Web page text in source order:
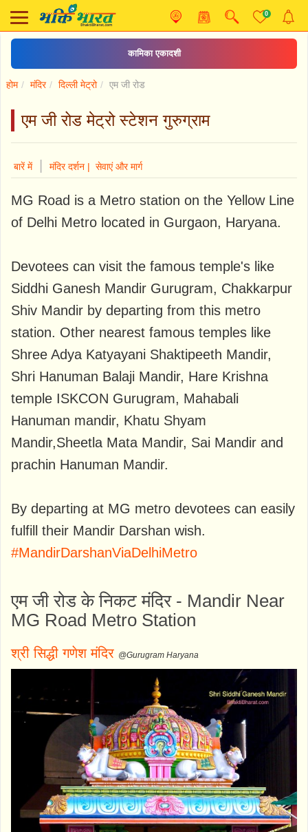
0
कामिका एकादशी
होम मंदिर दिल्ली मेट्रो एम जी रोड
एम जी रोड मेट्रो स्टेशन गुरुग्राम
बारें में मंदिर दर्शन | सेवाएं और मार्ग
MG Road is a Metro station on the Yellow Line
of Delhi Metro located in Gurgaon, Haryana.
Devotees can visit the famous temple's like
Siddhi Ganesh Mandir Gurugram, Chakkarpur
Shiv Mandir by departing from this metro
station. Other nearest famous temples like
Shree Adya Katyayani Shaktipeeth Mandir,
Shri Hanuman Balaji Mandir, Hare Krishna
temple ISKCON Gurugram, Mahabali
Hanuman mandir, Khatu Shyam
Mandir,Sheetla Mata Mandir, Sai Mandir and
prachin Hanuman Mandir.
By departing at MG metro devotees can easily
fulfill their Mandir Darshan wish.
#MandirDarshanViaDelhiMetro
एम जी रोड के निकट मंदिर - Mandir Near
MG Road Metro Station
श्री सिद्धी गणेश मंदिर @Gurugram Haryana